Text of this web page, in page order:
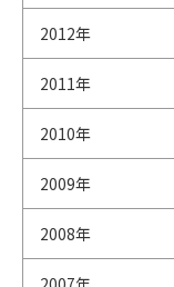
2012年
2011年
2010年
2009年
2008年